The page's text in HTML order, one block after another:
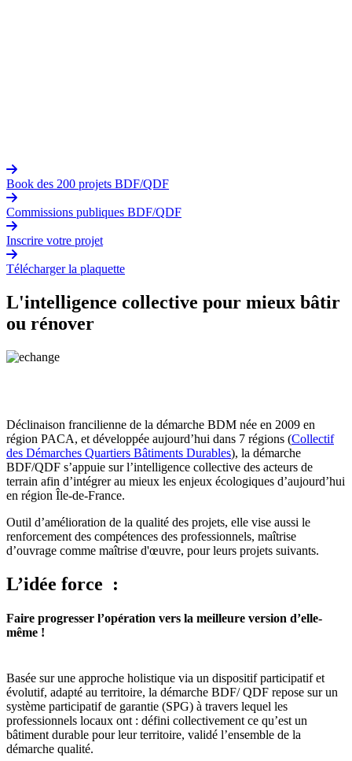
Book des 200 projets BDF/QDF
Commissions publiques BDF/QDF
Inscrire votre projet
Télécharger la plaquette
L'intelligence collective pour mieux bâtir
ou rénover
Déclinaison francilienne de la démarche BDM née en 2009 en
région PACA, et développée aujourd’hui dans 7 régions (Collectif
des Démarches Quartiers Bâtiments Durables), la démarche
BDF/QDF s’appuie sur l’intelligence collective des acteurs de
terrain afin d’intégrer au mieux les enjeux écologiques d’aujourd’hui
en région Île-de-France.
Outil d’amélioration de la qualité des projets, elle vise aussi le
renforcement des compétences des professionnels, maîtrise
d’ouvrage comme maîtrise d'œuvre, pour leurs projets suivants.
L’idée force :
Faire progresser l’opération vers la meilleure version d’elle-
même !
Basée sur une approche holistique via un dispositif participatif et
évolutif, adapté au territoire, la démarche BDF/ QDF repose sur un
système participatif de garantie (SPG) à travers lequel les
professionnels locaux ont : défini collectivement ce qu’est un
bâtiment durable pour leur territoire, validé l’ensemble de la
démarche qualité.